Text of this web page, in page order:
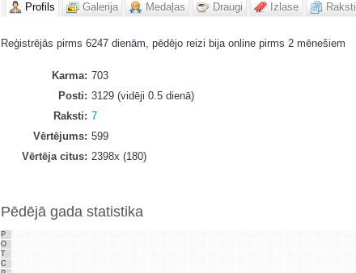
Profils Galerija Medaļas Draugi Izlase Raksti
Reģistrējās pirms 6247 dienām, pēdējo reizi bija online pirms 2 mēnešiem
Karma
703
Posti
3129 (vidēji 0.5 dienā)
Raksti
7
Vērtējums
599
Vērtēja citus
2398x (180)
Pēdējā gada statistika
P
O
T
C